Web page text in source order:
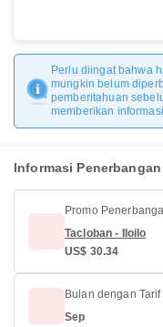
Perlu diingat bahwa
mungkin belum
pemberitahuan
memberikan
Informasi
Promo
Tacloban - Iloilo
US$ 30.34
Bulan dengan
Sep